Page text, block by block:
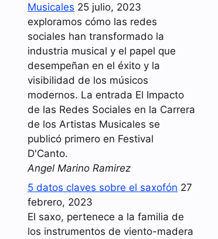
Musicales 25 julio, 2023
exploramos cómo las redes
sociales han transformado la
industria musical y el papel que
desempeñan en el éxito y la
visibilidad de los músicos
modernos. La entrada El Impacto
de las Redes Sociales en la Carrera
de los Artistas Musicales se
publicó primero en Festival
D'Canto.
Angel Marino Ramirez
5 datos claves sobre el saxofón 27
febrero, 2023
El saxo, pertenece a la familia de
los instrumentos de viento-madera